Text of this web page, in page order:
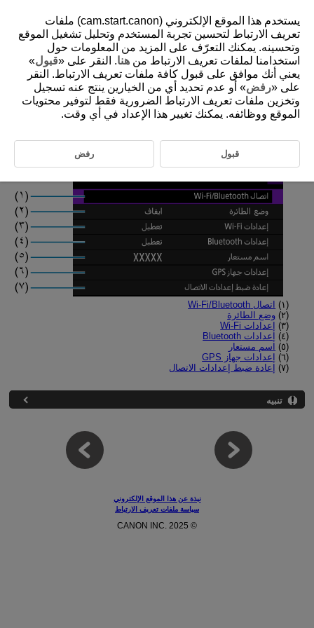
D185-171
قوائم علامات التبويب: ميزات الاتصال
اللاسلكي
ميزات الاتصال اللاسلكي ١
(١)
اتصال Wi-Fi/Bluetooth
(٢)
وضع الطائرة
(٣)
إعدادات Wi-Fi
(٤)
إعدادات Bluetooth
(٥)
اسم مستعار
(٦)
إعدادات جهاز GPS
(٧)
إعادة ضبط إعدادات الاتصال
تنبيه
نبذة عن هذا الموقع الإلكتروني
سياسة ملفات تعريف الارتباط
© CANON INC. 2025
يستخدم هذا الموقع الإلكتروني (cam.start.canon) ملفات
تعريف الارتباط لتحسين تجربة المستخدم وتحليل تشغيل الموقع
وتحسينه. يمكنك التعرّف على المزيد من المعلومات حول
استخدامنا لملفات تعريف الارتباط من هنا. النقر على «قبول»
يعني أنك موافق على قبول كافة ملفات تعريف الارتباط. النقر
على «رفض» أو عدم تحديد أي من الخيارين ينتج عنه تسجيل
وتخزين ملفات تعريف الارتباط الضرورية فقط لتوفير محتويات
الموقع ووظائفه. يمكنك تغيير هذا الإعداد في أي وقت.
قبول رفض